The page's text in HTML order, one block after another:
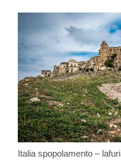
Italia spopolamento –